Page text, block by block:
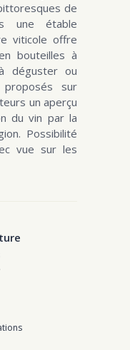
de
une étable
viticole offre
bouteilles à
déguster ou
sur
un aperçu
du vin par la
Possibilité
vue sur les